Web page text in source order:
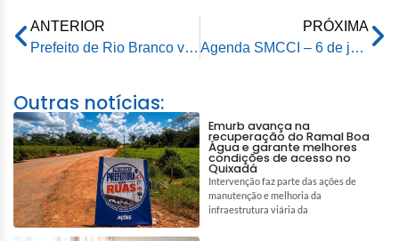
ANTERIOR
Prefeito de Rio Branco visita abrigo de migrantes e reforça ações de acolhimento
PRÓXIMA
Agenda SMCCI – 6 de janeiro de 2026
Outras notícias:
Emurb avança na
recuperação do Ramal Boa
Água e garante melhores
condições de acesso no
Quixadá
Intervenção faz parte das ações de
manutenção e melhoria da
infraestrutura viária da